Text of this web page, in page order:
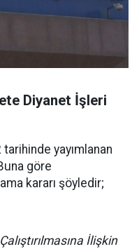
Diyanet İşleri
yayımlanan
göre
kararı şöyledir;
İlişkin